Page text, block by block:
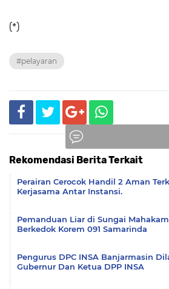
(*)
#pelayaran
Rekomendasi Berita Terkait
Perairan Cerocok Handil 2 Aman
Kerjasama Antar Instansi.
Pemanduan Liar di Sungai
Berkedok Korem 091 Samarinda
Pengurus DPC INSA Banjarmasin
Gubernur Dan Ketua DPP INSA